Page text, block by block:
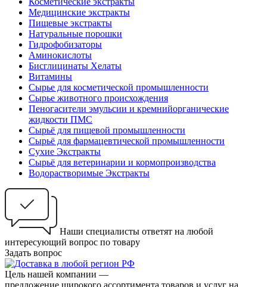
Медицинские экстракты
Пищевые экстракты
Натуральные порошки
Гидрофобизаторы
Аминокислоты
Бисглицинаты Хелаты
Витамины
Сырье для косметической промышленности
Сырье животного происхождения
Пеногасители эмульсии и кремнийорганические
жидкости ПМС
Сырьё для пищевой промышленности
Сырьё для фармацевтической промышленности
Сухие Экстракты
Сырьё для ветеринарии и кормопроизводства
Водорастворимые Экстракты
Наши специалисты ответят на любой
интересующий вопрос по товару
Задать вопрос
Цель нашей компании —
предложение широкого ассортимента товаров и услуг на